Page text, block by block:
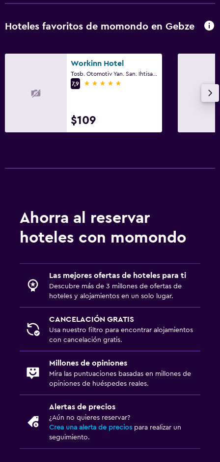
Servicio de planchado
Hoteles favoritos de momondo en Gebze
Workinn Hotel
7,9
5 estrellas
$109
Ahorra al reservar
hoteles con momondo
Las mejores ofertas de hoteles para ti
Descubre más de 3 millones de ofertas de
hoteles y alojamientos en un solo lugar.
CANCELACIÓN GRATIS
Usa nuestro filtro para encontrar alojamientos
con cancelación gratis.
Millones de opiniones
Mira las puntuaciones basadas en millones de
opiniones de huéspedes reales.
Alertas de precios
¿Aún no quieres reservar?
Crea una alerta de precios para realizar un
seguimiento.